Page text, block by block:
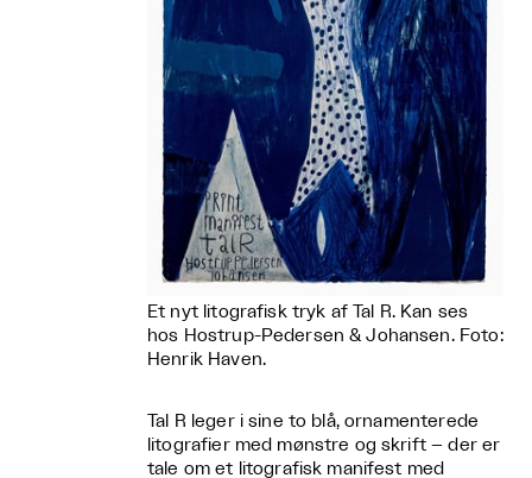
Et nyt litografisk tryk af Tal R. Kan ses
hos Hostrup-Pedersen & Johansen. Foto:
Henrik Haven.
Tal R leger i sine to blå, ornamenterede
litografier med mønstre og skrift – der er
tale om et litografisk manifest med